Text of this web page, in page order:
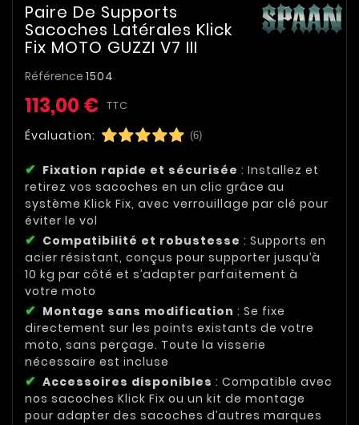
Paire De Supports
Sacoches Latérales Klick
Fix MOTO GUZZI V7 III
Référence 1504
113,00 € TTC
Évaluation: (6)
Fixation rapide et sécurisée : Installez et
retirez vos sacoches en un clic grâce au
système Klick Fix, avec verrouillage par clé pour
éviter le vol
Compatibilité et robustesse : Supports en
acier résistant, conçus pour supporter jusqu’à
10 kg par côté et s’adapter parfaitement à
votre moto
Montage sans modification : Se fixe
directement sur les points existants de votre
moto, sans perçage. Toute la visserie
nécessaire est incluse
Accessoires disponibles : Compatible avec
nos sacoches Klick Fix ou un kit de montage
pour adapter des sacoches d’autres marques